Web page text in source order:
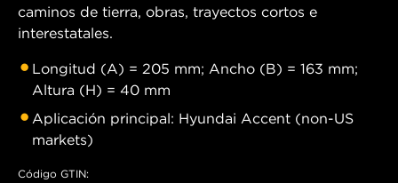
caminos de tierra, obras, trayectos cortos e
interestatales.
Longitud (A) = 205 mm; Ancho (B) = 163 mm;
Altura (H) = 40 mm
Aplicación principal: Hyundai Accent (non-US
markets)
Código GTIN: